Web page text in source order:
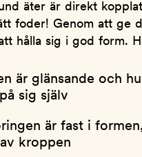
äter är direkt
foder! Genom att ge
hålla sig i god form.
är glänsande och
sig själv
är fast i
kroppen